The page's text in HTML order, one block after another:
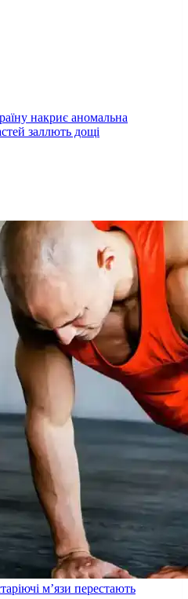
накриє аномальна
заллють дощі
м’язи перестають